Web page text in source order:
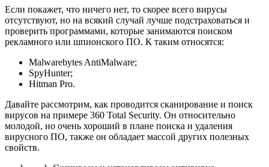
Если покажет, что ничего нет, то скорее всего вирусы
отсутствуют, но на всякий случай лучше подстраховаться и
проверить программами, которые занимаются поиском
рекламного или шпионского ПО. К таким относятся:
Malwarebytes AntiMalware;
SpyHunter;
Hitman Pro.
Давайте рассмотрим, как проводится сканирование и поиск
вирусов на примере 360 Total Security. Он относительно
молодой, но очень хороший в плане поиска и удаления
вирусного ПО, также он обладает массой других полезных
свойств.